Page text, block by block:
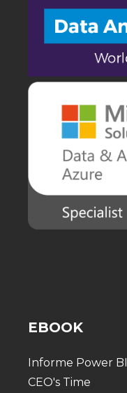
EBOOK
Informe Power BI
CEO's Time